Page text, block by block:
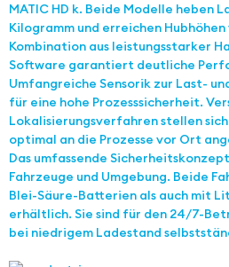
MATIC HD k. Beide Modelle heben
Kilogramm und erreichen
Kombination aus leistungsstarker
Software garantiert deutliche
Umfangreiche Sensorik zur Last-
für eine hohe Prozesssicherheit.
Lokalisierungsverfahren stellen
optimal an die Prozesse vor Ort
Das umfassende
Fahrzeuge und Umgebung. Beide
Blei-Säure-Batterien als auch mit
erhältlich. Sie sind für den 24/7-
bei niedrigem Ladestand